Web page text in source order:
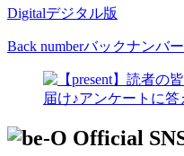
Digitalデジタル版
Back numberバックナンバー